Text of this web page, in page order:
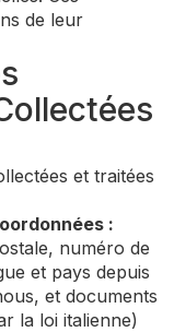
de leur
et traitées
:
numéro de
et pays depuis
et documents
la loi italienne)